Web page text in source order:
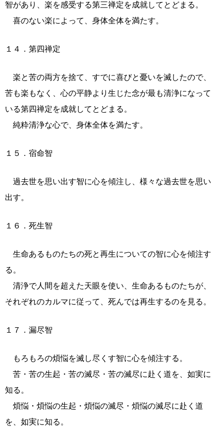
智があり、楽を感受する第三禅定を成就してとどまる。
喜のない楽によって、身体全体を満たす。
１４．第四禅定
楽と苦の両方を捨て、すでに喜びと憂いを滅したので、
苦も楽もなく、心の平静より生じた念が最も清浄になって
いる第四禅定を成就してとどまる。
純粋清浄な心で、身体全体を満たす。
１５．宿命智
過去世を思い出す智に心を傾注し、様々な過去世を思い
出す。
１６．死生智
生命あるものたちの死と再生についての智に心を傾注す
る。
清浄で人間を超えた天眼を使い、生命あるものたちが、
それぞれのカルマに従って、死んでは再生するのを見る。
１７．漏尽智
もろもろの煩悩を滅し尽くす智に心を傾注する。
苦・苦の生起・苦の滅尽・苦の滅尽に赴く道を、如実に
知る。
煩悩・煩悩の生起・煩悩の滅尽・煩悩の滅尽に赴く道
を、如実に知る。